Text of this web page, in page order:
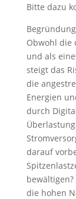
Bitte dazu
Begründung
Obwohl die
und als
steigt das
die
Energien
durch
darauf
die hohen